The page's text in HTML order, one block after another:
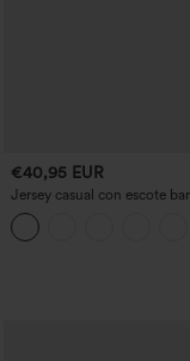
€40,95 EUR
Jersey casual con escote
mangas murciélago